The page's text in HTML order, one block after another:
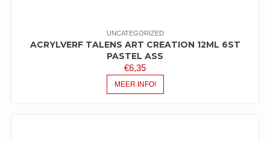
UNCATEGORIZED
ACRYLVERF TALENS ART CREATION 12ML 6ST
PASTEL ASS
€6,35
MEER INFO!